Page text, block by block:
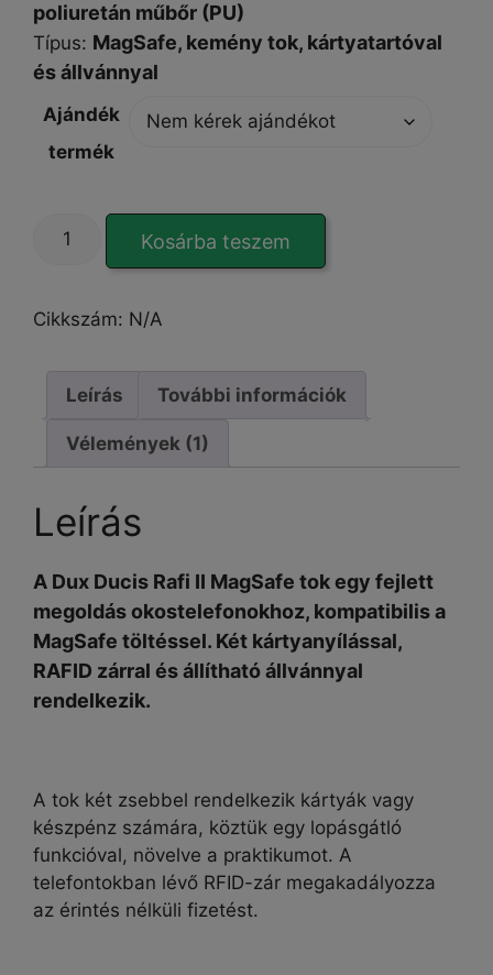
poliuretán műbőr (PU)
Típus: MagSafe, kemény tok, kártyatartóval
és állvánnyal
Ajándék
termék
DUX
II
Max
mennyiség
Kosárba teszem
Cikkszám: N/A
Leírás További információk
Vélemények (1)
Leírás
A Dux Ducis Rafi II MagSafe tok egy fejlett
megoldás okostelefonokhoz, kompatibilis a
MagSafe töltéssel. Két kártyanyílással,
RAFID zárral és állítható állvánnyal
rendelkezik.
A tok két zsebbel rendelkezik kártyák vagy
készpénz számára, köztük egy lopásgátló
funkcióval, növelve a praktikumot. A
telefontokban lévő RFID-zár megakadályozza
az érintés nélküli fizetést.